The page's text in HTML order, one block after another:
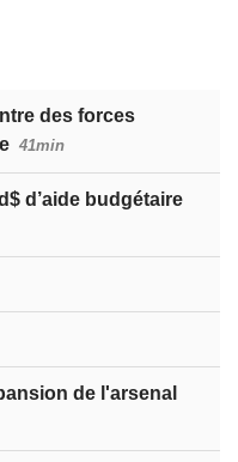
des forces
41min
d’aide budgétaire
de l'arsenal